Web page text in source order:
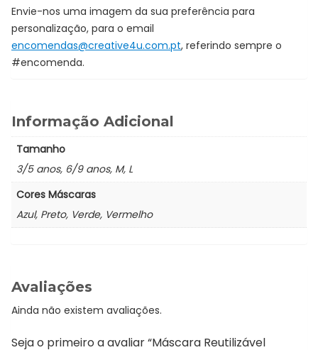
Envie-nos uma imagem da sua preferência para
personalização, para o email
encomendas@creative4u.com.pt, referindo sempre o
#encomenda.
Informação Adicional
Tamanho
3/5 anos, 6/9 anos, M, L
Cores Máscaras
Azul, Preto, Verde, Vermelho
Avaliações
Ainda não existem avaliações.
Seja o primeiro a avaliar “Máscara Reutilizável